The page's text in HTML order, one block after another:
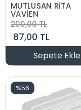
MUTLUSAN RİTA
VAVİEN
200,00 TL
87,00 TL
Sepete Ekle
%56